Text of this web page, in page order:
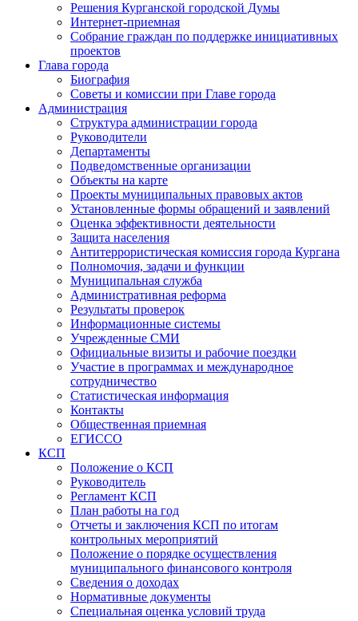
Решения Курганской городской Думы
Интернет-приемная
Собрание граждан по поддержке инициативных
проектов
Глава города
Биография
Советы и комиссии при Главе города
Администрация
Структура администрации города
Руководители
Департаменты
Подведомственные организации
Объекты на карте
Проекты муниципальных правовых актов
Установленные формы обращений и заявлений
Оценка эффективности деятельности
Защита населения
Антитеррористическая комиссия города Кургана
Полномочия, задачи и функции
Муниципальная служба
Административная реформа
Результаты проверок
Информационные системы
Учрежденные СМИ
Официальные визиты и рабочие поездки
Участие в программах и международное
сотрудничество
Статистическая информация
Контакты
Общественная приемная
ЕГИССО
КСП
Положение о КСП
Руководитель
Регламент КСП
План работы на год
Отчеты и заключения КСП по итогам
контрольных мероприятий
Положение о порядке осуществления
муниципального финансового контроля
Сведения о доходах
Нормативные документы
Специальная оценка условий труда